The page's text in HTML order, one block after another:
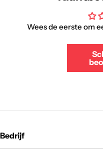
Wees de eerste om
Bedrijf